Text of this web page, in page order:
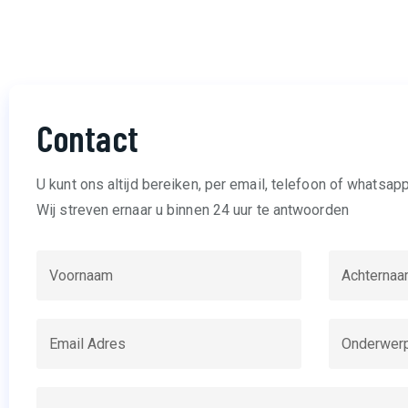
Contact
U kunt ons altijd bereiken, per email, telefoon of
Wij streven ernaar u binnen 24 uur te antwoorden